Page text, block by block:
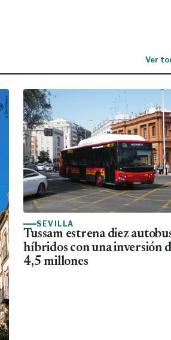
Ver
SEVILLA
Tussam estrena diez
híbridos con una inversión
4,5 millones